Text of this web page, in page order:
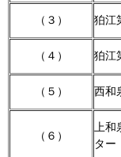
（３） 狛江
（４） 狛江
（５） 西和
（６）
上
ター